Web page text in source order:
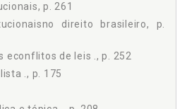
e odireito do planejamento.,
e a constituição dirigente., p.
Constitucional, p. 145
e crítica da constituição, p. 145
constitucional filosófica e a crise
p. 261
direito brasileiro, p.
econflitos de leis ., p. 252
., p. 175